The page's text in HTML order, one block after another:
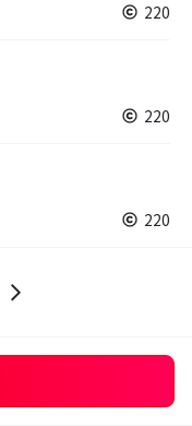
220
220
220